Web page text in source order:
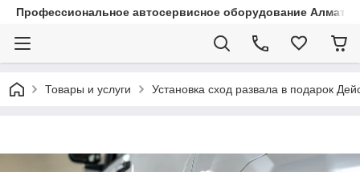
Профессиональное автосервисное оборудование Алматы
Товары и услуги Установка сход развала в подарок